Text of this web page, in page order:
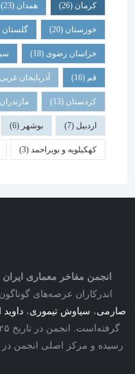
همدان
خوزستان(20) گلستان (20)
خراسان رضوی(18) سیستان و
آذربایجان غربی(15)
کردستان(13) مازندران(12)
بوشهر
کهکیلویه و بویراحمد(3) فارس
مفاخر معماری ایرانبه
عرصه‌های گوناگون
،سیاوش تیموری،داوید اوشانا
و مرکز اصلی انجمن در